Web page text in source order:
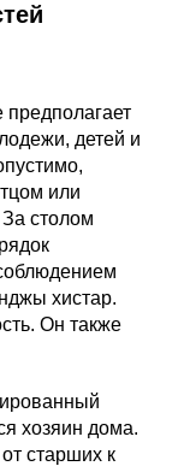
детей и
или
столом
хистар.
Он также
хозяин дома.
старших к